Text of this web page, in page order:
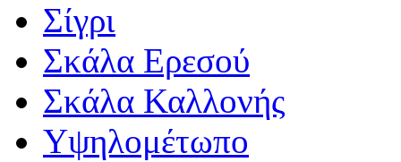
Σίγρι
Σκάλα Ερεσού
Σκάλα Καλλονής
Υψηλομέτωπο